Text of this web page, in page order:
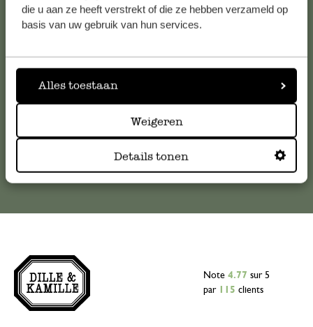
die u aan ze heeft verstrekt of die ze hebben verzameld op
basis van uw gebruik van hun services.
Alles toestaan
Weigeren
Details tonen
Pour toute question ou demande de conseil ou d’aide,
nos réponses auxquestions les plus fréquemment posées.
Service client en ligne
Note 4.77 sur 5
par
115 clients